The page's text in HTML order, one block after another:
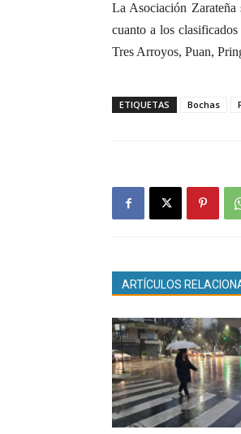
La Asociación
cuanto a los
Tres Arroyos, Puan,
ETIQUETAS Bochas
ARTÍCULOS